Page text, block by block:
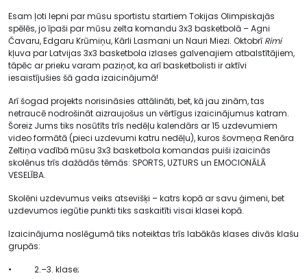
Esam ļoti lepni par mūsu sportistu startiem Tokijas Olimpiskajās
spēlēs, jo īpaši par mūsu zelta komandu 3x3 basketbolā – Agni
Čavaru, Edgaru Krūmiņu, Kārli Lasmani un Nauri Miezi. OktobrīRimi
kļuva par Latvijas 3x3 basketbola izlases galvenajiem atbalstītājiem,
tāpēc ar prieku varam paziņot, ka arī basketbolisti ir aktīvi
iesaistījušies šā gada izaicinājumā!
Arī šogad projekts norisināsies attālināti, bet, kā jau zinām, tas
netraucē nodrošināt aizraujošus un vērtīgus izaicinājumus katram.
Šoreiz Jums tiks nosūtīts trīs nedēļu kalendārs ar 15 uzdevumiem
video formātā (pieci uzdevumi katru nedēļu), kuros šovmeņa Renāra
Zeltiņa vadībā mūsu 3x3 basketbola komandas puiši izaicinās
skolēnus trīs dažādās tēmās: SPORTS, UZTURS un EMOCIONĀLĀ
VESELĪBA.
Skolēni uzdevumus veiks atsevišķi – katrs kopā ar savu ģimeni, bet
uzdevumos iegūtie punkti tiks saskaitīti visai klasei kopā.
Izaicinājuma noslēgumā tiks noteiktas trīs labākās klases divās klašu
grupās:
• 2.–3. klase;